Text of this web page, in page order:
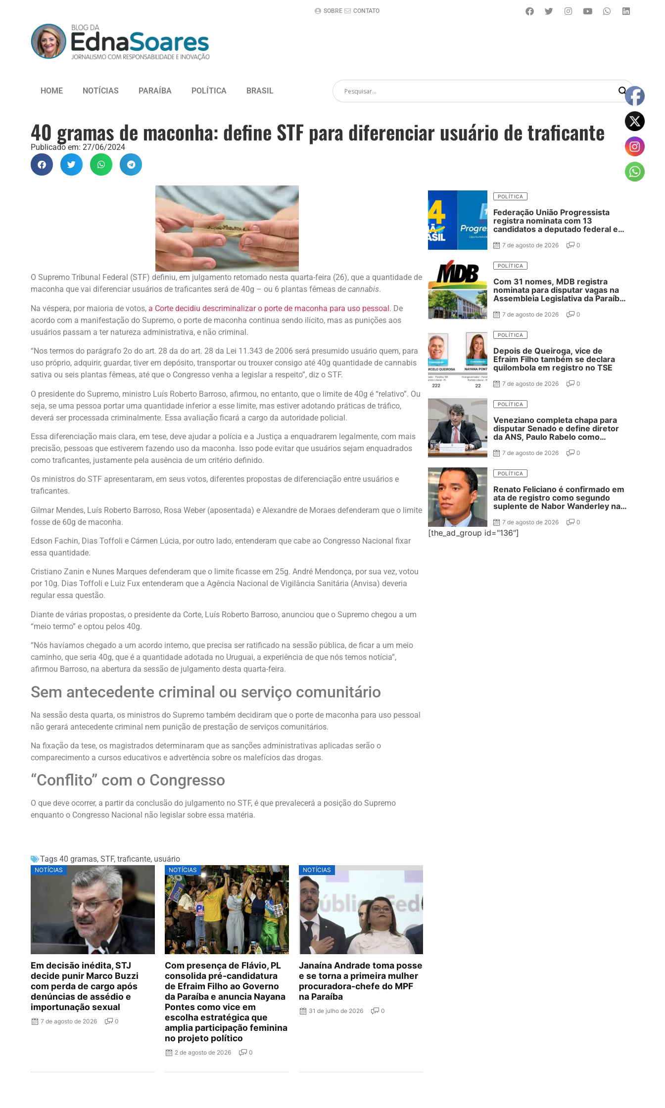
SOBRE CONTATO
HOME NOTÍCIAS PARAÍBA POLÍTICA BRASIL
40 gramas de maconha: define STF para diferenciar usuário de traficante
Publicado em: 27/06/2024
O Supremo Tribunal Federal (STF) definiu, em julgamento retomado nesta quarta-feira (26), que a quantidade de
maconha que vai diferenciar usuários de traficantes será de 40g – ou 6 plantas fêmeas de cannabis.
Na véspera, por maioria de votos, a Corte decidiu descriminalizar o porte de maconha para uso pessoal. De
acordo com a manifestação do Supremo, o porte de maconha continua sendo ilícito, mas as punições aos
usuários passam a ter natureza administrativa, e não criminal.
“Nos termos do parágrafo 2o do art. 28 da do art. 28 da Lei 11.343 de 2006 será presumido usuário quem, para
uso próprio, adquirir, guardar, tiver em depósito, transportar ou trouxer consigo até 40g quantidade de cannabis
sativa ou seis plantas fêmeas, até que o Congresso venha a legislar a respeito”, diz o STF.
O presidente do Supremo, ministro Luís Roberto Barroso, afirmou, no entanto, que o limite de 40g é “relativo”. Ou
seja, se uma pessoa portar uma quantidade inferior a esse limite, mas estiver adotando práticas de tráfico,
deverá ser processada criminalmente. Essa avaliação ficará a cargo da autoridade policial.
Essa diferenciação mais clara, em tese, deve ajudar a polícia e a Justiça a enquadrarem legalmente, com mais
precisão, pessoas que estiverem fazendo uso da maconha. Isso pode evitar que usuários sejam enquadrados
como traficantes, justamente pela ausência de um critério definido.
Os ministros do STF apresentaram, em seus votos, diferentes propostas de diferenciação entre usuários e
traficantes.
Gilmar Mendes, Luís Roberto Barroso, Rosa Weber (aposentada) e Alexandre de Moraes defenderam que o limite
fosse de 60g de maconha.
Edson Fachin, Dias Toffoli e Cármen Lúcia, por outro lado, entenderam que cabe ao Congresso Nacional fixar
essa quantidade.
Cristiano Zanin e Nunes Marques defenderam que o limite ficasse em 25g. André Mendonça, por sua vez, votou
por 10g. Dias Toffoli e Luiz Fux entenderam que a Agência Nacional de Vigilância Sanitária (Anvisa) deveria
regular essa questão.
Diante de várias propostas, o presidente da Corte, Luís Roberto Barroso, anunciou que o Supremo chegou a um
“meio termo” e optou pelos 40g.
“Nós havíamos chegado a um acordo interno, que precisa ser ratificado na sessão pública, de ficar a um meio
caminho, que seria 40g, que é a quantidade adotada no Uruguai, a experiência de que nós temos notícia”,
afirmou Barroso, na abertura da sessão de julgamento desta quarta-feira.
Sem antecedente criminal ou serviço comunitário
Na sessão desta quarta, os ministros do Supremo também decidiram que o porte de maconha para uso pessoal
não gerará antecedente criminal nem punição de prestação de serviços comunitários.
Na fixação da tese, os magistrados determinaram que as sanções administrativas aplicadas serão o
comparecimento a cursos educativos e advertência sobre os malefícios das drogas.
“Conflito” com o Congresso
O que deve ocorrer, a partir da conclusão do julgamento no STF, é que prevalecerá a posição do Supremo
enquanto o Congresso Nacional não legislar sobre essa matéria.
Tags 40 gramas, STF, traficante, usuário
NOTÍCIAS
Em decisão inédita, STJ
decide punir Marco Buzzi
com perda de cargo após
denúncias de assédio e
importunação sexual
7 de agosto de 2026 0
NOTÍCIAS
Com presença de Flávio, PL
consolida pré-candidatura
de Efraim Filho ao Governo
da Paraíba e anuncia Nayana
Pontes como vice em
escolha estratégica que
amplia participação feminina
no projeto político
2 de agosto de 2026 0
NOTÍCIAS
Janaína Andrade toma posse
e se torna a primeira mulher
procuradora-chefe do MPF
na Paraíba
31 de julho de 2026 0
POLÍTICA
Federação União Progressista
registra nominata com 13
candidatos a deputado federal e
7 de agosto de 2026 0
POLÍTICA
Com 31 nomes, MDB registra
nominata para disputar vagas na
Assembleia Legislativa da Paraíba;
7 de agosto de 2026 0
POLÍTICA
Depois de Queiroga, vice de
Efraim Filho também se declara
quilombola em registro no TSE
7 de agosto de 2026 0
POLÍTICA
Veneziano completa chapa para
disputar Senado e define diretor
da ANS, Paulo Rabelo como
7 de agosto de 2026 0
POLÍTICA
Renato Feliciano é confirmado em
ata de registro como segundo
suplente de Nabor Wanderley na
7 de agosto de 2026 0
[the_ad_group id="136"]